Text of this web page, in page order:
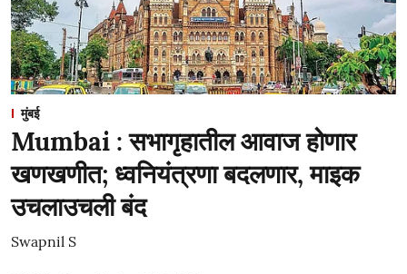
मुंबई
Mumbai : सभागृहातील आवाज होणार
खणखणीत; ध्वनियंत्रणा बदलणार, माइक
उचलाउचली बंद
Swapnil S